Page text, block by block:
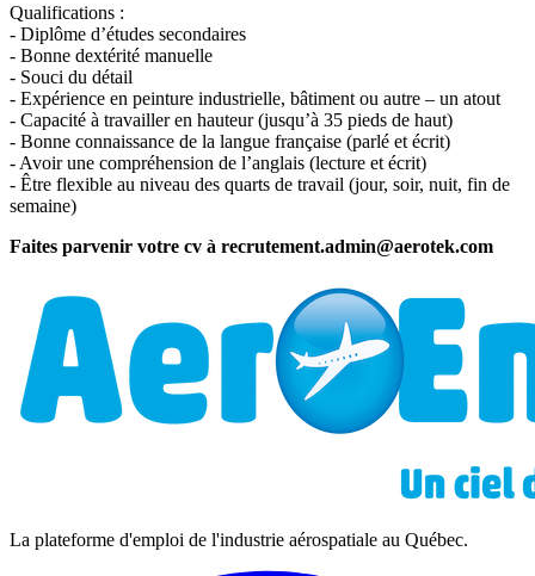
Qualifications :
- Diplôme d’études secondaires
- Bonne dextérité manuelle
- Souci du détail
- Expérience en peinture industrielle, bâtiment ou autre – un atout
- Capacité à travailler en hauteur (jusqu’à 35 pieds de haut)
- Bonne connaissance de la langue française (parlé et écrit)
- Avoir une compréhension de l’anglais (lecture et écrit)
- Être flexible au niveau des quarts de travail (jour, soir, nuit, fin de
semaine)
Faites parvenir votre cv à recrutement.admin@aerotek.com
La plateforme d'emploi de l'industrie aérospatiale au Québec.